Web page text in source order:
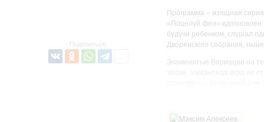
Поделиться:
Программа – изящная
«Поцелуй феи» вдохновлен
будучи ребенком, слушал
Дворянского собрания,
Знаменитые Вариации на